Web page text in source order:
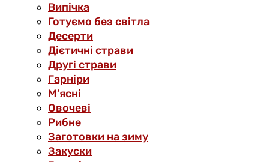
Випічка
Готуємо без світла
Десерти
Дієтичні страви
Другі страви
Гарніри
М’ясні
Овочеві
Рибне
Заготовки на зиму
Закуски